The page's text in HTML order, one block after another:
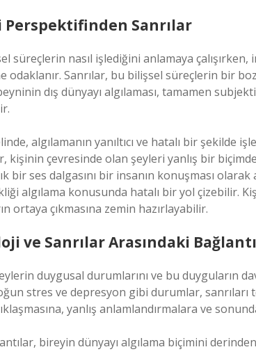
Perspektifinden Sanrılar
süreçlerin nasıl işlediğini anlamaya çalışırken,
odaklanır. Sanrılar, bu bilişsel süreçlerin bir
dış dünyayı algılaması, tamamen
algılamanın yanıltıcı ve hatalı bir şekilde
kişinin çevresinde olan şeyleri yanlış bir
bir ses dalgasını bir insanın konuşması
algılama konusunda hatalı bir yol çizebilir.
ortaya çıkmasına zemin hazırlayabilir.
ve Sanrılar Arasındaki Bağlantı
duygusal durumlarını ve bu duyguların
stres ve depresyon gibi durumlar,
yanlış anlamlandırmalara ve
bireyin dünyayı algılama biçimini